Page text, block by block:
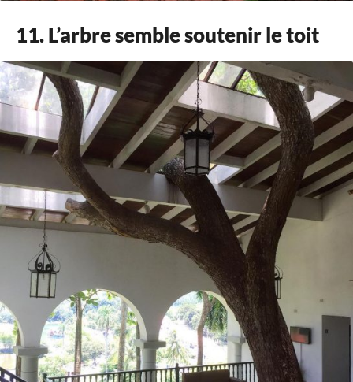
11. L’arbre semble soutenir le toit